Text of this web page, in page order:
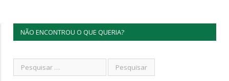
NÃO ENCONTROU O QUE QUERIA?